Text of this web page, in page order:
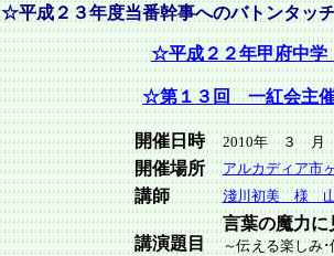
☆平成２３年度当番幹事へのバトンタッ
☆平成２２年甲府中
☆第１３回 一紅会主
開催日時 2010年 ３ 月
開催場所
アルカディア市
講師 淺川初美 様
講演題目
言葉の魔力に
～伝える楽しみ